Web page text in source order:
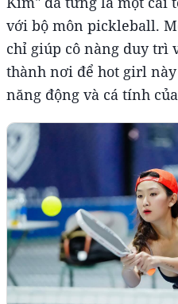
với bộ môn pickleball.
chỉ giúp cô nàng duy trì
thành nơi để hot girl
năng động và cá tính